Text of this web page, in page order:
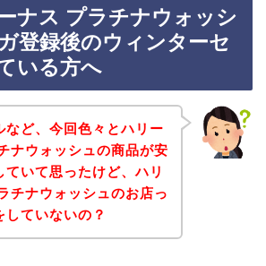
ナス プラチナウォッシ
登録後のウィンターセ
いる方へ
など、今回色々とハリー
ナウォッシュの商品が安
ていて思ったけど、ハリ
チナウォッシュのお店っ
ていないの？